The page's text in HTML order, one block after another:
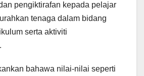
pengiktirafan kepada pelajar
tenaga dalam bidang
serta aktiviti
bahawa nilai-nilai seperti